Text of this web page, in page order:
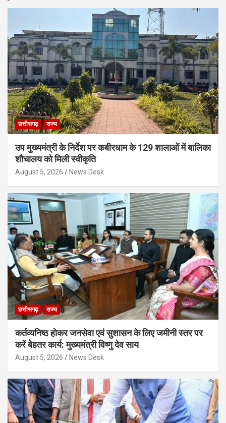
छत्तीसगढ़ राज्य
उप मुख्यमंत्री के निर्देश पर कबीरधाम के 129 शालाओं में बालिका
शौचालय को मिली स्वीकृति
August 5, 2026 News Desk
छत्तीसगढ़ राज्य
कर्तव्यनिष्ठ होकर जनसेवा एवं सुशासन के लिए जमीनी स्तर पर
करें बेहतर कार्य: मुख्यमंत्री विष्णु देव साय
August 5, 2026 News Desk